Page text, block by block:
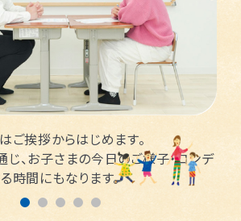
ご挨拶からはじめます。
、お子さまの今日のご様子・コンデ
時間にもなります。